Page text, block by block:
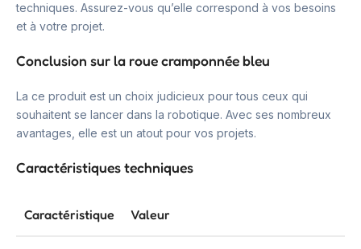
techniques. Assurez-vous qu’elle correspond à vos besoins
et à votre projet.
Conclusion sur la roue cramponnée bleu
La ce produit est un choix judicieux pour tous ceux qui
souhaitent se lancer dans la robotique. Avec ses nombreux
avantages, elle est un atout pour vos projets.
Caractéristiques techniques
Caractéristique Valeur